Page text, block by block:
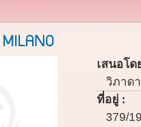
เสนอโด
วิภาด
ที่อยู่ :
379/